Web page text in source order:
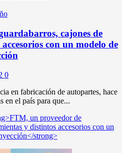
cajones de
con un modelo de
0
en fabricación de autopartes, hace
en el país para que...
un proveedor de
y distintos accesorios con un
strong>